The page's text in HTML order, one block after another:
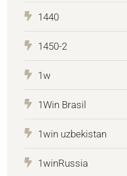
1440
1450-2
1w
1Win Brasil
1win uzbekistan
1winRussia